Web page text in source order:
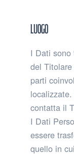
Luogo
I Dati sono
del
parti
contatta il
I Dati
essere
quello in